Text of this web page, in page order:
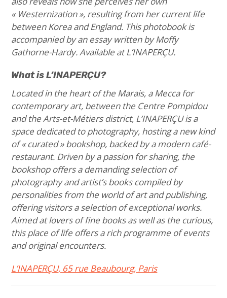
« Westernization », resulting from her current life
between Korea and England. This photobook is
accompanied by an essay written by Moffy
Gathorne-Hardy. Available at L’INAPERÇU.
What is L’INAPERÇU?
Located in the heart of the Marais, a Mecca for
contemporary art, between the Centre Pompidou
and the Arts-et-Métiers district, L’INAPERÇU is a
space dedicated to photography, hosting a new kind
of « curated » bookshop, backed by a modern café-
restaurant. Driven by a passion for sharing, the
bookshop offers a demanding selection of
photography and artist’s books compiled by
personalities from the world of art and publishing,
offering visitors a selection of exceptional works.
Aimed at lovers of fine books as well as the curious,
this place of life offers a rich programme of events
and original encounters.
L’INAPERÇU, 65 rue Beaubourg, Paris